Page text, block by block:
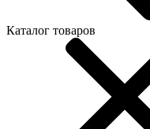
Каталог товаров